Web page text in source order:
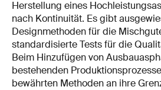
Herstellung eines
nach Kontinuität. Es gibt
Designmethoden für die
standardisierte Tests für die
Beim Hinzufügen von
bestehenden
bewährten Methoden an ihre